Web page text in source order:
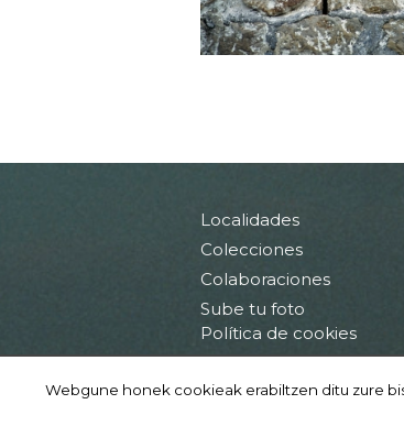
Localidades
Colecciones
Colaboraciones
Sube tu foto
Política de cookies
Condiciones de uso
Webgune honek cookieak erabiltzen ditu zure